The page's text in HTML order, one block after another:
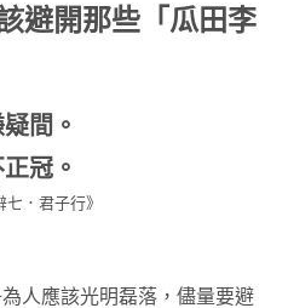
避開那些「瓜田李
間。
冠。
．君子行》
為人應該光明磊落，儘量要避